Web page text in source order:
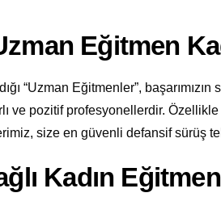
Eğitmen
“Uzman Eğitmenler”, başarımızın
ve pozitif profesyonellerdir. Özellikle
size en güvenli defansif sürüş
Kadın